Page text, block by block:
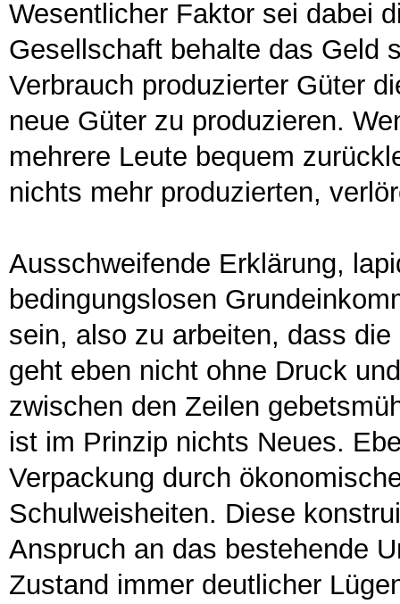
Wesentlicher Faktor sei dabei
Gesellschaft behalte das Geld
Verbrauch produzierter Güter
neue Güter zu produzieren.
mehrere Leute bequem
nichts mehr produzierten,
Ausschweifende Erklärung,
bedingungslosen
sein, also zu arbeiten, dass
geht eben nicht ohne Druck
zwischen den Zeilen
ist im Prinzip nichts Neues.
Verpackung durch
Schulweisheiten. Diese
Anspruch an das bestehende
Zustand immer deutlicher